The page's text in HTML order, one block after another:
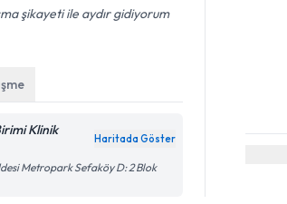
şikayeti ile aydır gidiyorum
Klinik
Haritada Göster
Metropark Sefaköy D: 2 Blok